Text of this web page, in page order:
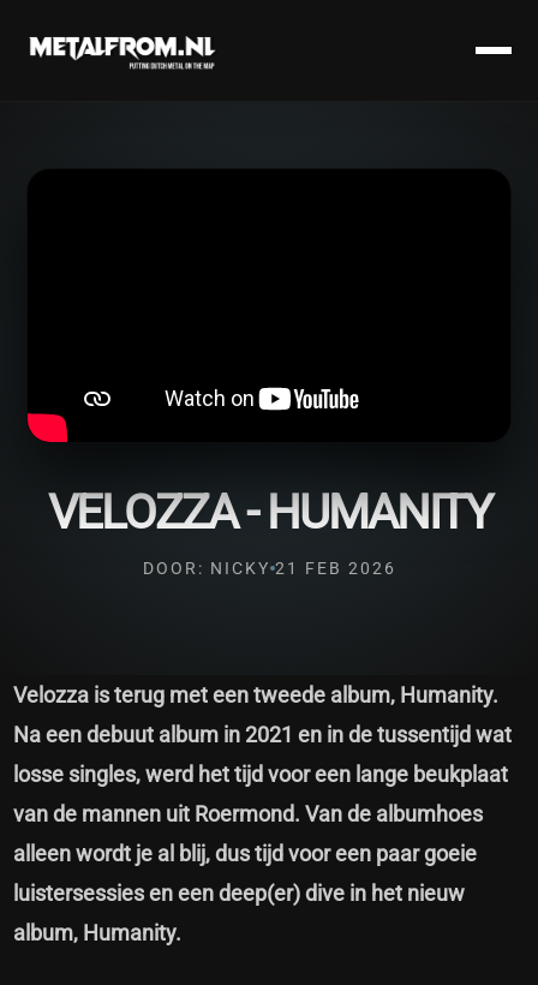
VELOZZA - HUMANITY
DOOR: NICKY 21 FEB 2026
Velozza is terug met een tweede album, Humanity.
Na een debuut album in 2021 en in de tussentijd wat
losse singles, werd het tijd voor een lange beukplaat
van de mannen uit Roermond. Van de albumhoes
alleen wordt je al blij, dus tijd voor een paar goeie
luistersessies en een deep(er) dive in het nieuw
album, Humanity.